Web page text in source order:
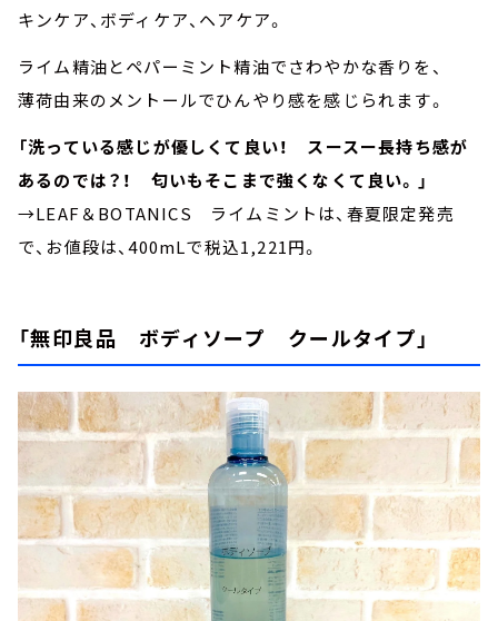
キンケア、ボディケア、ヘアケア。
ライム精油とペパーミント精油でさわやかな香りを、
薄荷由来のメントールでひんやり感を感じられます。
「洗っている感じが優しくて良い！ スースー長持ち感が
あるのでは？！ 匂いもそこまで強くなくて良い。」
→LEAF＆BOTANICS ライムミントは、春夏限定発売
で、お値段は、400mLで税込1,221円。
「無印良品 ボディソープ クールタイプ」